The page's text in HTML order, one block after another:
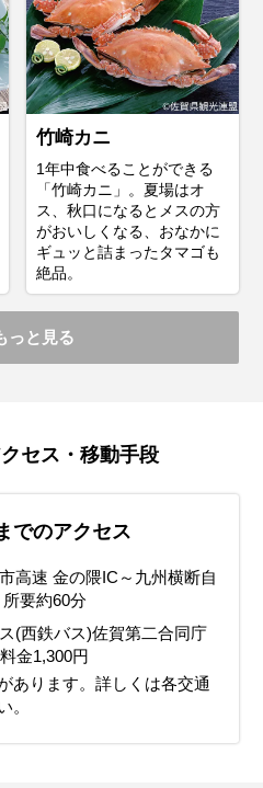
竹崎カニ
1年中食べることができる
「竹崎カニ」。夏場はオ
ス、秋口になるとメスの方
がおいしくなる、おなかに
ギュッと詰まったタマゴも
絶品。
っと見る
セス・移動手段
でのアクセス
高速 金の隈IC～九州横断自
要約60分
(西鉄バス)佐賀第二合同庁
金1,300円
あります。詳しくは各交通
。